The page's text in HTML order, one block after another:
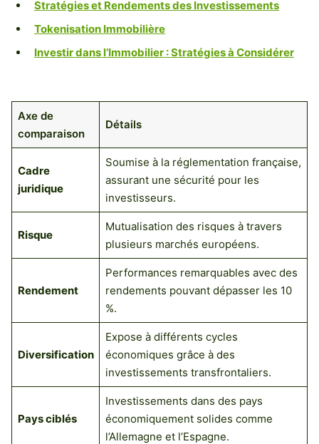
Stratégies et Rendements des Investissements
Tokenisation Immobilière
Investir dans l’Immobilier : Stratégies à Considérer
Axe de
comparaison
Détails
Cadre
juridique
Soumise à la réglementation française,
assurant une sécurité pour les
investisseurs.
Risque
Mutualisation des risques à travers
plusieurs marchés européens.
Rendement
Performances remarquables avec des
rendements pouvant dépasser les 10
%.
Diversification
Expose à différents cycles
économiques grâce à des
investissements transfrontaliers.
Pays ciblés
Investissements dans des pays
économiquement solides comme
l’Allemagne et l’Espagne.